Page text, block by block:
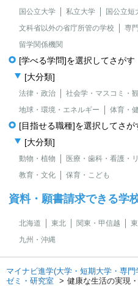
国公立大学 私立大学 国公立短
文科省以外の省庁所管の学校
専
留学関係機関
[学べる学問]を選択してさがす
[大分類]
法律・政治 社会学・マスコミ・
地球・環境・エネルギー
体育・
[目指せる職種]を選択してさが
[大分類]
動物・植物 医療・歯科・看護・
教育・文化
保育・こども
資料・願書請求できる学
北海道 東北 関東・甲信越
九州・沖縄
マイナビ進学(大学・短期大学・専門
ゼミ・研究室
健康な生活の実現